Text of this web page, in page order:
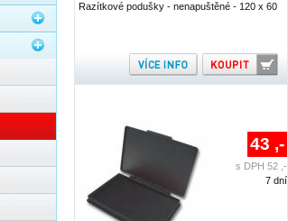
Razítkové podušky - nenapuštěné - 120 x 60
43 ,-
s DPH 52 ,-
7 dní